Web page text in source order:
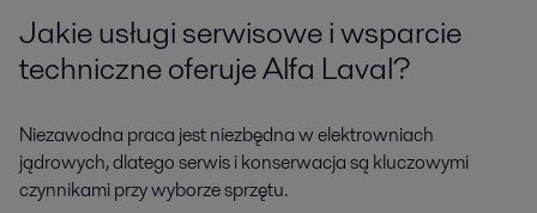
Jakie usługi serwisowe i wsparcie
techniczne oferuje Alfa Laval?
Niezawodna praca jest niezbędna w elektrowniach
jądrowych, dlatego serwis i konserwacja są kluczowymi
czynnikami przy wyborze sprzętu.